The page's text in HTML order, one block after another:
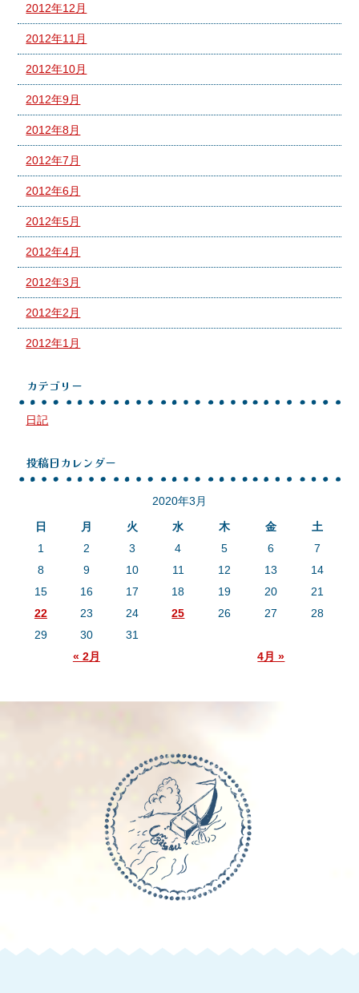
2012年12月
2012年11月
2012年10月
2012年9月
2012年8月
2012年7月
2012年6月
2012年5月
2012年4月
2012年3月
2012年2月
2012年1月
カテゴリー
日記
投稿日カレンダー
2020年3月
日
月 火 水 木 金 土
« 2月 4月 »
1 2 3 4 5 6
7
8
9 10 11 12 13
14
15
16 17 18 19 20
21
22
23 24 25 26 27
28
29
30 31